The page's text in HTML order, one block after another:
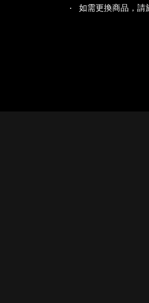
‧ 如需更換商品，請